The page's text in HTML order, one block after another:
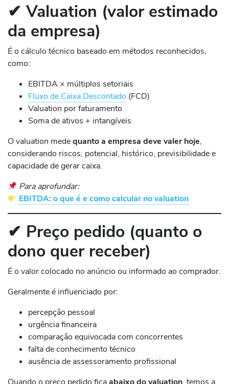
✔ Valuation (valor estimado
da empresa)
É o cálculo técnico baseado em métodos reconhecidos,
como:
EBITDA × múltiplos setoriais
Fluxo de Caixa Descontado (FCD)
Valuation por faturamento
Soma de ativos + intangíveis
O valuation medequanto a empresa deve valer hoje,
considerando riscos, potencial, histórico, previsibilidade e
capacidade de gerar caixa.
Para aprofundar:
EBITDA: o que é e como calcular no valuation
✔ Preço pedido (quanto o
dono quer receber)
É o valor colocado no anúncio ou informado ao comprador.
Geralmente é influenciado por:
percepção pessoal
urgência financeira
comparação equivocada com concorrentes
falta de conhecimento técnico
ausência de assessoramento profissional